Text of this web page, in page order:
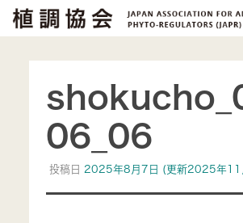
06_06
投稿日 2025年8月7日 (更新2025年